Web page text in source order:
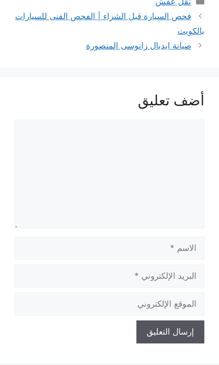
فحص السيارة قبل الشراء | الفحص الفنى للسيارات
بالكويت
صيانة ايديال زانوسى المنصورة
أضف تعليق
الإلكتروني
الإلكتروني